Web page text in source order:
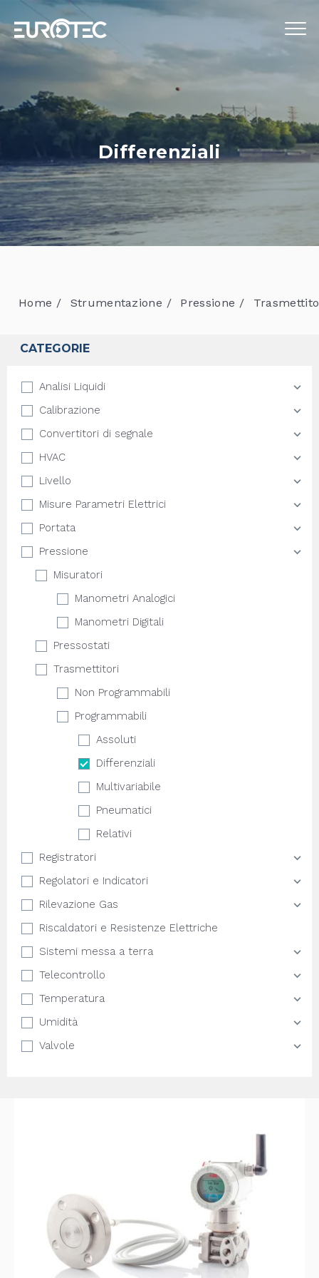
TELECONTROLLO
EUROTEC
BLOG
LAVORA CON NOI
Differenziali
Home Strumentazione Pressione
CATEGORIE
Analisi Liquidi
Calibrazione
Convertitori di segnale
HVAC
Livello
Misure Parametri Elettrici
Portata
Pressione
Misuratori
Manometri Analogici
Manometri Digitali
Pressostati
Trasmettitori
Non Programmabili
Programmabili
Assoluti
Differenziali
Multivariabile
Pneumatici
Relativi
Registratori
Regolatori e Indicatori
Rilevazione Gas
Riscaldatori e Resistenze Elettriche
Sistemi messa a terra
Telecontrollo
Temperatura
Umidità
Valvole